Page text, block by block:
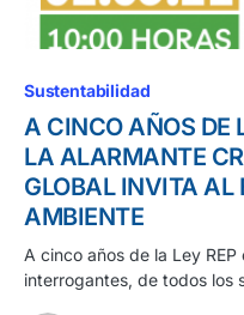
Sustentabilidad
A CINCO AÑOS DE
LA ALARMANTE
GLOBAL INVITA AL
AMBIENTE
A cinco años de la Ley
interrogantes, de todos los